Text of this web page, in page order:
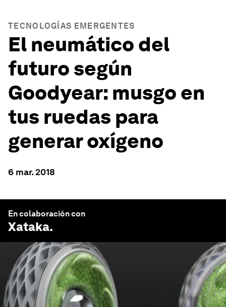
TECNOLOGÍAS EMERGENTES
El neumático del
futuro según
Goodyear: musgo en
tus ruedas para
generar oxígeno
6 mar. 2018
En colaboración con
Xataka.